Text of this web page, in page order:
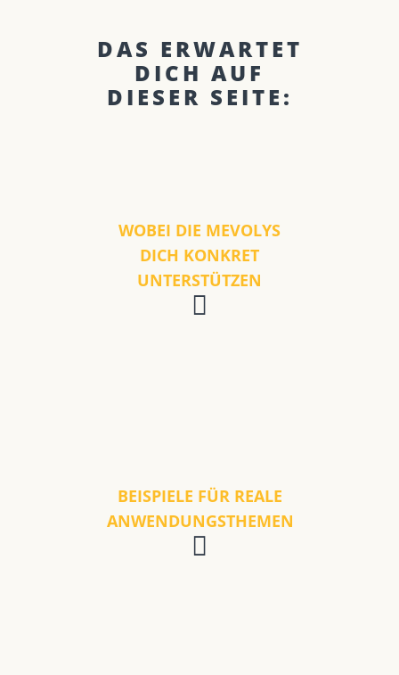
DAS ERWARTET
DICH AUF
DIESER SEITE:
WOBEI DIE MEVOLYS
DICH KONKRET
UNTERSTÜTZEN
BEISPIELE FÜR REALE
ANWENDUNGSTHEMEN